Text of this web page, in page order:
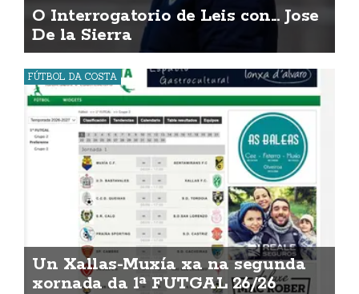
O Interrogatorio de Leis con... Jose
De la Sierra
FÚTBOL DA COSTA
Un Xallas-Muxía xa na segunda
xornada da 1ª FUTGAL 26/26